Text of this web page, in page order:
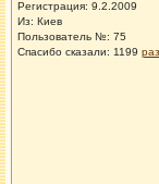
Регистрация: 9.2.2009
Из: Киев
Пользователь №: 75
Спасибо сказали: 1199 раз